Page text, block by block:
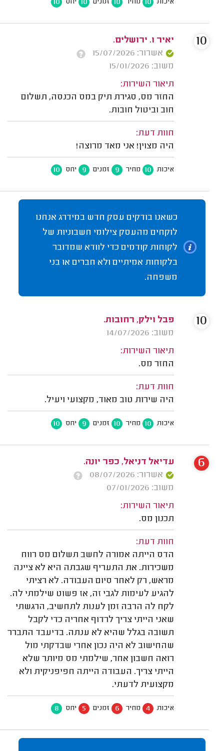
איכות 10 מחיר 10 זמנים 10 יחס 10
יאיר ו. ירושלים.
אשרור: 15/07/2026
משוב: 15/01/2026
תיאור השירות:
החזר מס, סגירת תיק במס הכנסה, תשלום
חוב וביטול חובות.
חוות דעת:
היה מצוין! אני מאד מרוצה!
איכות 10 מחיר 9 זמנים 9 יחס 10
10
כשאנו בודקים עסק חדש במידרג אנחנו
לוקחים מהעסק צילומי חשבוניות של
לקוחות קודמים כדי לוודא שמדובר
בלקוחות אמיתיים ולא חברים או בני
משפחה.
פבל וילק, רחובות.
משוב: 14/07/2026
תיאור השירות:
החזר מס.
חוות דעת:
היה שירות טוב מאוד, מקצועי ויעיל.
איכות 10 מחיר 10 זמנים 9 יחס 10
10
עדיאל דניאל, כפר יונה.
אשרור: 08/07/2026
משוב: 07/01/2026
תיאור השירות:
תכנון מס.
חוות דעת:
הדס הייתה אמורה לחשב תשלום מס רווח
משכירות. את התעריף שגבתה היא לא ציינה
מראש, רק לאחר סיום העבודה. לא רציתי
להגיע לעימות לגבי זה, אז פשוט שילמתי לה.
לקח לה הרבה זמן לענות לתחשיב, הרגשתי
שאני הייתי צריך לרדוף אחריה כדי לקבל
תשובה בגלל שהיא לא ענתה. בדיעבד התברר
שהחישוב לא היה נכון אחרי שבדקתי מול
רואה חשבון אחר, שילמתי מס מיותר שלא
הייתי צריך. העבודה הייתה חפיפניקית ולא
מקצועית לדעתי.
איכות 4 מחיר 6 זמנים 5 יחס 8
6